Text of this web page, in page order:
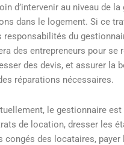
d’intervenir au niveau de
dans le logement. Si ce
responsabilités du
des entrepreneurs pour se
des devis, et assurer la
réparations nécessaires.
le gestionnaire est
de location, dresser les
congés des locataires, payer